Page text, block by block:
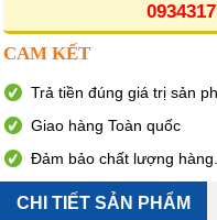
CAM KẾT
Trả tiền đúng giá trị sản
Giao hàng Toàn quốc
Đảm bảo chất lượng
CHI TIẾT SẢN PHẨM